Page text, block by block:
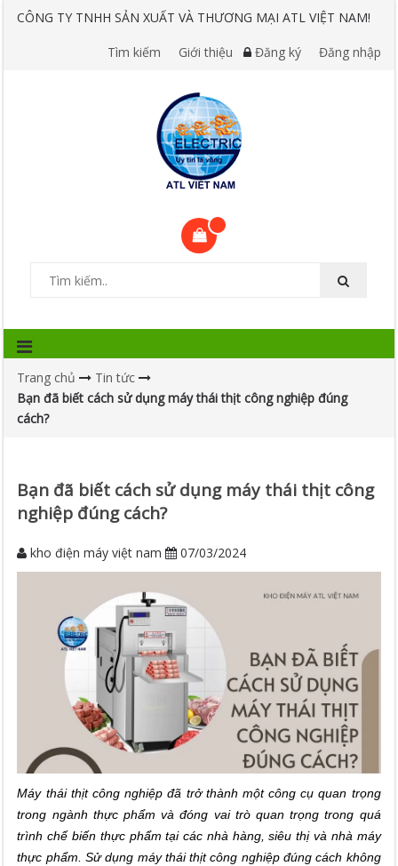
CÔNG TY TNHH SẢN XUẤT VÀ THƯƠNG MẠI ATL VIỆT NAM!
Tìm kiếm Giới thiệu Đăng ký Đăng nhập
Trang chủ
Tin tức
Bạn đã biết cách sử dụng máy thái thịt công nghiệp đúng
cách?
Bạn đã biết cách sử dụng máy thái thịt công
nghiệp đúng cách?
kho điện máy việt nam 07/03/2024
Máy thái thịt công nghiệp đã trở thành một công cụ quan trọng
trong ngành thực phẩm và đóng vai trò quan trọng trong quá
trình chế biến thực phẩm tại các nhà hàng, siêu thị và nhà máy
thực phẩm. Sử dụng máy thái thịt công nghiệp đúng cách không